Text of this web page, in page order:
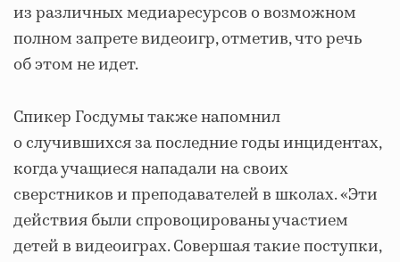
из различных медиаресурсов о возможном
полном запрете видеоигр, отметив, что речь
об этом не идет.
Спикер Госдумы также напомнил
о случившихся за последние годы инцидентах,
когда учащиеся нападали на своих
сверстников и преподавателей в школах. «Эти
действия были спровоцированы участием
детей в видеоиграх. Совершая такие поступки,